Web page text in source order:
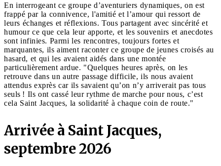
En interrogeant ce groupe d’aventuriers dynamiques, on est
frappé par la connivence, l'amitié et l’amour qui ressort de
leurs échanges et réflexions. Tous partagent avec sincérité et
humour ce que cela leur apporte, et les souvenirs et anecdotes
sont infinies. Parmi les rencontres, toujours fortes et
marquantes, ils aiment raconter ce groupe de jeunes croisés au
hasard, et qui les avaient aidés dans une montée
particulièrement ardue. "Quelques heures après, on les
retrouve dans un autre passage difficile, ils nous avaient
attendus exprès car ils savaient qu’on n’y arriverait pas tous
seuls ! Ils ont cassé leur rythme de marche pour nous, c’est
cela Saint Jacques, la solidarité à chaque coin de route."
Arrivée à Saint Jacques,
septembre 2026